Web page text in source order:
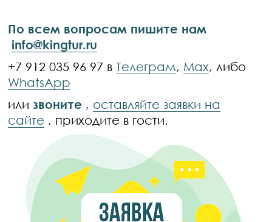
По всем вопросам пишите нам
info@kingtur.ru
+7 912 035 96 97 вТелеграм, Max, либо
WhatsApp
илизвоните , оставляйте заявки на
сайте , приходите в гости.